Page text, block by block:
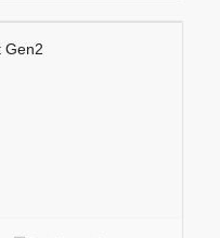
Gen2